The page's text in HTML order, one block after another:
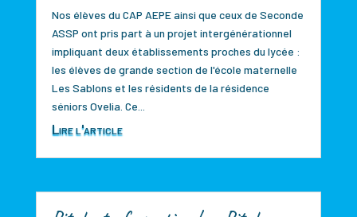
Nos élèves du CAP AEPE ainsi que ceux de Seconde
ASSP ont pris part à un projet intergénérationnel
impliquant deux établissements proches du lycée :
les élèves de grande section de l'école maternelle
Les Sablons et les résidents de la résidence
séniors Ovelia. Ce...
Lire l'article